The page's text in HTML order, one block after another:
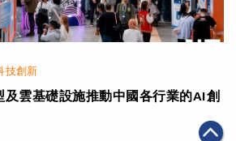
技創新
及雲基礎設施推動中國各行業的AI創